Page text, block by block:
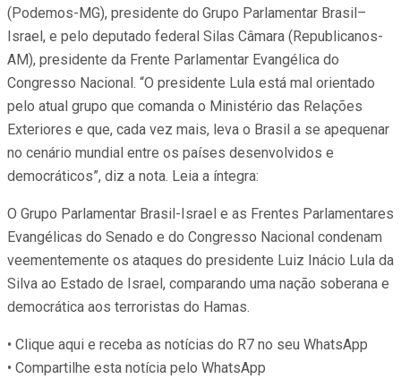
(Podemos-MG), presidente do Grupo Parlamentar Brasil–
Israel, e pelo deputado federal Silas Câmara (Republicanos-
AM), presidente da Frente Parlamentar Evangélica do
Congresso Nacional. “O presidente Lula está mal orientado
pelo atual grupo que comanda o Ministério das Relações
Exteriores e que, cada vez mais, leva o Brasil a se apequenar
no cenário mundial entre os países desenvolvidos e
democráticos”, diz a nota. Leia a íntegra:
O Grupo Parlamentar Brasil-Israel e as Frentes Parlamentares
Evangélicas do Senado e do Congresso Nacional condenam
veementemente os ataques do presidente Luiz Inácio Lula da
Silva ao Estado de Israel, comparando uma nação soberana e
democrática aos terroristas do Hamas.
• Clique aqui e receba as notícias do R7 no seu WhatsApp
• Compartilhe esta notícia pelo WhatsApp